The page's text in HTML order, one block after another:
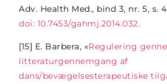
Adv. Health Med., bind 3, nr. 5, s.
doi: 10.7453/gahmj.2014.032.
[15] E. Barbera, «Regulering
litteraturgennemgang af
dans/bevægelsesterapeutiske